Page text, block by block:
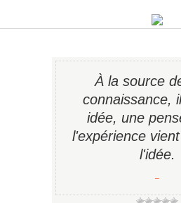
À la source
connaissance,
idée, une
l'expérience
l'idée.
−